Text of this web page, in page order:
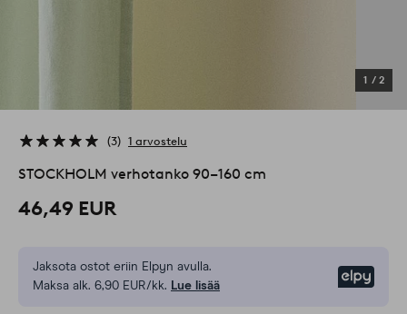
1 / 2
3 1 arvostelu
STOCKHOLM verhotanko 90–160 cm
46,49 EUR
Jaksota ostot eriin Elpyn avulla.
Maksa alk. 6,90 EUR/kk. Lue lisää